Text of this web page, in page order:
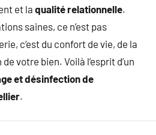
et la qualité relationnelle.
saines, ce n’est pas
c’est du confort de vie, de la
votre bien. Voilà l’esprit d’un
et désinfection de
.